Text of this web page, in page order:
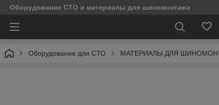
Оборудование СТО и материалы для шиномонтажа
Оборудование для СТО МАТЕРИАЛЫ ДЛЯ